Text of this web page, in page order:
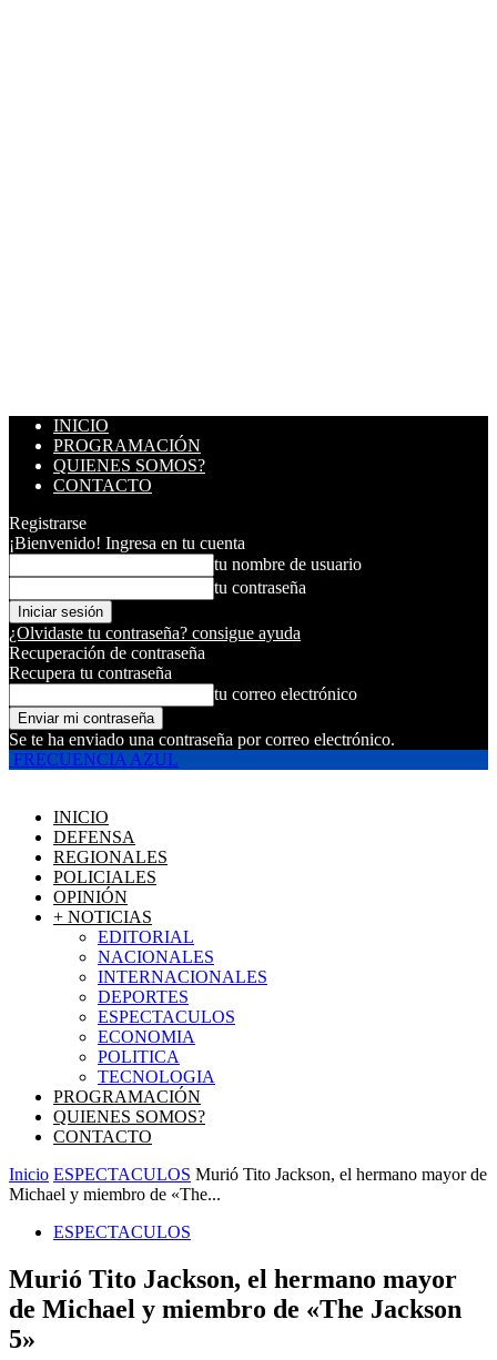
INICIO
PROGRAMACIÓN
QUIENES SOMOS?
CONTACTO
Registrarse
¡Bienvenido! Ingresa en tu cuenta
tu nombre de usuario
tu contraseña
¿Olvidaste tu contraseña? consigue ayuda
Recuperación de contraseña
Recupera tu contraseña
tu correo electrónico
Se te ha enviado una contraseña por correo electrónico.
FRECUENCIA AZUL
INICIO
DEFENSA
REGIONALES
POLICIALES
OPINIÓN
+ NOTICIAS
EDITORIAL
NACIONALES
INTERNACIONALES
DEPORTES
ESPECTACULOS
ECONOMIA
POLITICA
TECNOLOGIA
PROGRAMACIÓN
QUIENES SOMOS?
CONTACTO
Inicio ESPECTACULOS Murió Tito Jackson, el hermano mayor de
Michael y miembro de «The...
ESPECTACULOS
Murió Tito Jackson, el hermano mayor
de Michael y miembro de «The Jackson
5»